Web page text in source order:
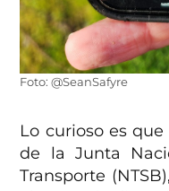
Foto: @SeanSafyre
Lo curioso es
de la Junta
Transporte